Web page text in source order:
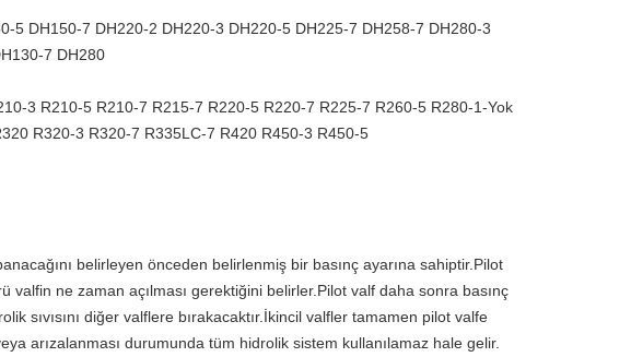
5 DH150-7 DH220-2 DH220-3 DH220-5 DH225-7 DH258-7 DH280-3
7 DH280
3 R210-5 R210-7 R215-7 R220-5 R220-7 R225-7 R260-5 R280-1-Yok
R320-3 R320-7 R335LC-7 R420 R450-3 R450-5
belirleyen önceden belirlenmiş bir basınç ayarına sahiptir.Pilot
valfin ne zaman açılması gerektiğini belirler.Pilot valf daha sonra basınç
sıvısını diğer valflere bırakacaktır.İkincil valfler tamamen pilot valfe
arızalanması durumunda tüm hidrolik sistem kullanılamaz hale gelir.